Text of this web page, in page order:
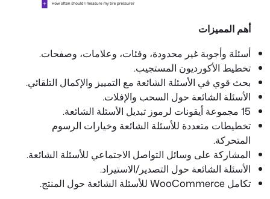
أهم المميزات
أسئلة وأجوبة غير محدودة، وفئات، وعلامات، وصفحات.
تخطيط الأكورديون المستجيب.
بحث قوي في الأسئلة الشائعة مع التمييز والإكمال التلقائي.
الأسئلة الشائعة حول السحب والإفلات.
15 مجموعة أيقونات لرموز تبديل الأسئلة الشائعة.
تخطيطات متعددة للأسئلة الشائعة وخيارات الرسوم
المتحركة.
المشاركة على وسائل التواصل الاجتماعي للأسئلة الشائعة.
الأسئلة الشائعة حول التصدير/الاستيراد.
تكامل WooCommerce للأسئلة الشائعة حول المنتج.